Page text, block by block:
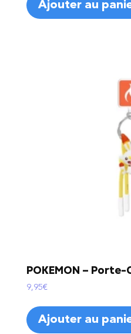
Ajouter au
POKEMON –
9,95€
Ajouter au